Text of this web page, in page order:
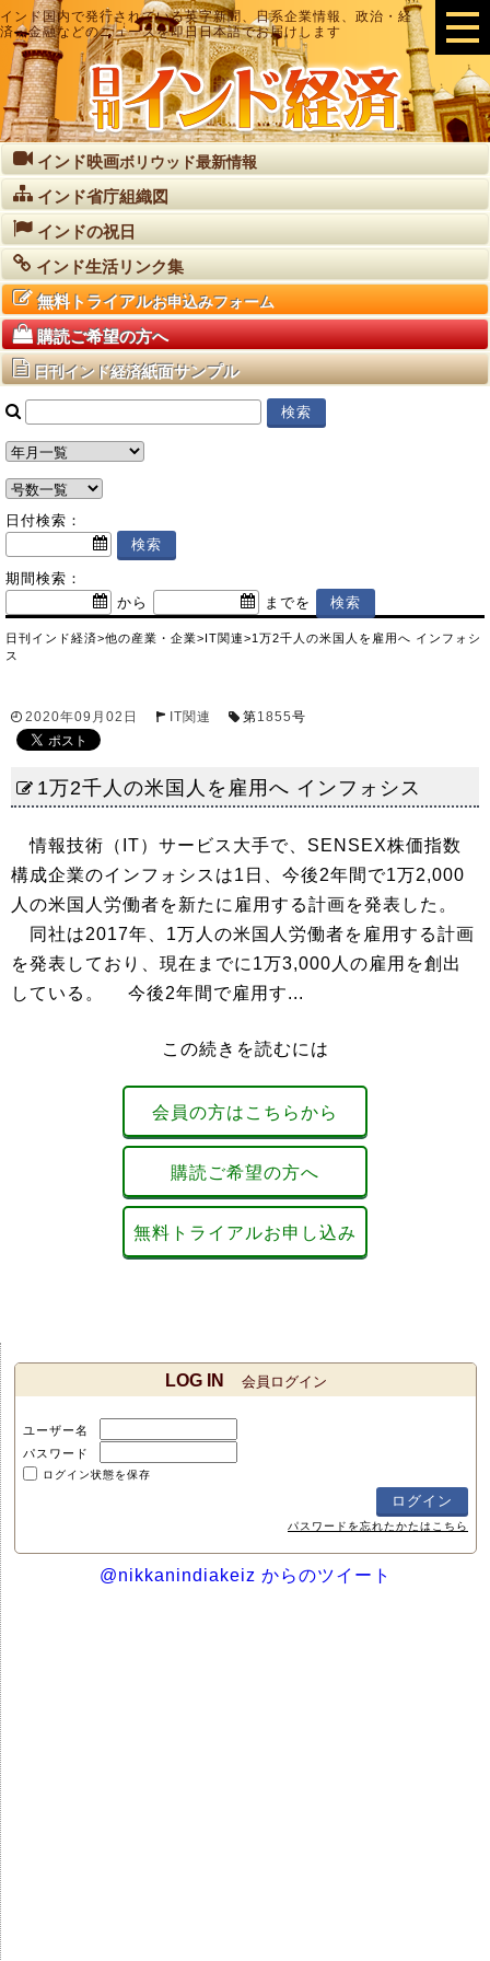
インド国内で発行されている英字新聞、日系企業情報、政治・経
済・金融などのニュースを即日日本語でお届けします
インド映画ボリウッド最新情報
インド省庁組織図
インドの祝日
インド生活リンク集
無料トライアルお申込みフォーム
購読ご希望の方へ
日刊インド経済紙面サンプル
日付検索：
期間検索：
から
までを
日刊インド経済>他の産業・企業>IT関連>1万2千人の米国人を雇用へ インフォシ
ス
2020年09月02日 IT関連 第1855号
1万2千人の米国人を雇用へ インフォシス
情報技術（IT）サービス大手で、SENSEX株価指数
構成企業のインフォシスは1日、今後2年間で1万2,000
人の米国人労働者を新たに雇用する計画を発表した。
同社は2017年、1万人の米国人労働者を雇用する計画
を発表しており、現在までに1万3,000人の雇用を創出
している。 今後2年間で雇用す...
この続きを読むには
会員の方はこちらから
購読ご希望の方へ
無料トライアルお申し込み
LOG IN 会員ログイン
ユーザー名
パスワード
ログイン状態を保存
パスワードを忘れたかたはこちら
@nikkanindiakeiz からのツイート